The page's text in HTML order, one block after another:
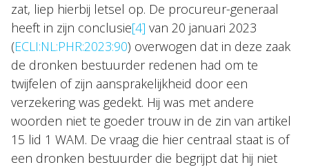
zat, liep hierbij letsel op. De procureur-generaal
heeft in zijn conclusie[4] van 20 januari 2023
(ECLI:NL:PHR:2023:90) overwogen dat in deze zaak
de dronken bestuurder redenen had om te
twijfelen of zijn aansprakelijkheid door een
verzekering was gedekt. Hij was met andere
woorden niet te goeder trouw in de zin van artikel
15 lid 1 WAM. De vraag die hier centraal staat is of
een dronken bestuurder die begrijpt dat hij niet